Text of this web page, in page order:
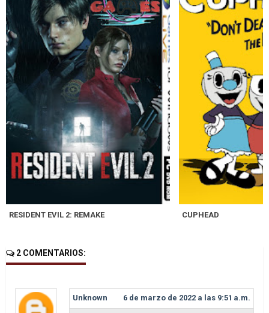
RESIDENT EVIL 2: REMAKE CUPHEAD
2 COMENTARIOS:
Unknown 6 de marzo de 2022 a las 9:51 a.m.